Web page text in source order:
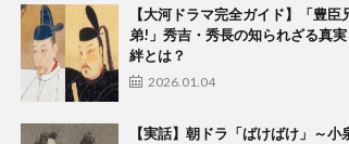
【大河ドラマ完全ガイド】「豊臣
弟!」秀吉・秀長の知られざる真実
絆とは？
2026.01.04
【実話】朝ドラ「ばけばけ」～小